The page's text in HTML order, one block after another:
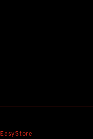
EasyStore